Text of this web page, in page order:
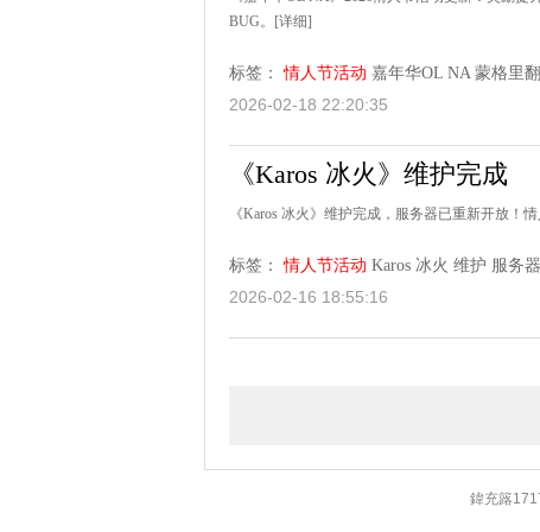
BUG。
[详细]
标签： 情人节活动 嘉年华OL NA 蒙格里
2026-02-18 22:20:35
《Karos 冰火》维护完成
《Karos 冰火》维护完成，服务器已重新开放！
标签： 情人节活动 Karos 冰火 维护 服务器
2026-02-16 18:55:16
鍏充簬